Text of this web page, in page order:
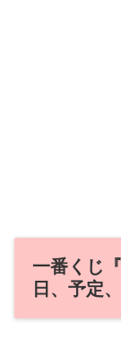
一番くじ
日、予定